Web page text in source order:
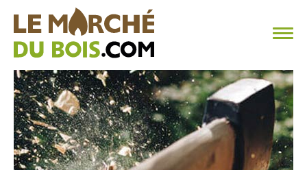
CHAUFFAGE AU BOIS
FAQ
CALCULER SA CONSOMMATION